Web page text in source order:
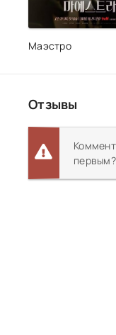
Маэстро
Отзывы
первым?